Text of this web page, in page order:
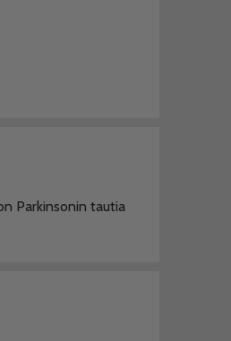
Parkinsonin tautia